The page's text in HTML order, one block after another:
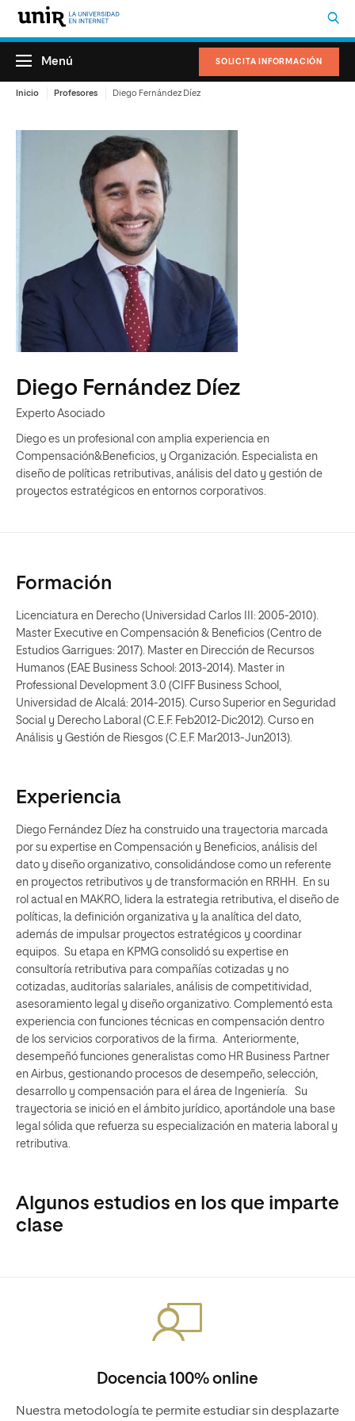
SOLICITA INFORMACIÓN
Menú
Inicio Profesores Diego Fernández Díez
Diego Fernández Díez
Experto Asociado
Diego es un profesional con amplia experiencia en
Compensación&Beneficios, y Organización. Especialista en
diseño de políticas retributivas, análisis del dato y gestión de
proyectos estratégicos en entornos corporativos.
Formación
Licenciatura en Derecho (Universidad Carlos III: 2005-2010).
Master Executive en Compensación & Beneficios (Centro de
Estudios Garrigues: 2017). Master en Dirección de Recursos
Humanos (EAE Business School: 2013-2014). Master in
Professional Development 3.0 (CIFF Business School,
Universidad de Alcalá: 2014-2015). Curso Superior en Seguridad
Social y Derecho Laboral (C.E.F. Feb2012-Dic2012). Curso en
Análisis y Gestión de Riesgos (C.E.F. Mar2013-Jun2013).
Experiencia
Diego Fernández Díez ha construido una trayectoria marcada
por su expertise en Compensación y Beneficios, análisis del
dato y diseño organizativo, consolidándose como un referente
en proyectos retributivos y de transformación en RRHH. En su
rol actual en MAKRO, lidera la estrategia retributiva, el diseño de
políticas, la definición organizativa y la analítica del dato,
además de impulsar proyectos estratégicos y coordinar
equipos. Su etapa en KPMG consolidó su expertise en
consultoría retributiva para compañías cotizadas y no
cotizadas, auditorías salariales, análisis de competitividad,
asesoramiento legal y diseño organizativo. Complementó esta
experiencia con funciones técnicas en compensación dentro
de los servicios corporativos de la firma. Anteriormente,
desempeñó funciones generalistas como HR Business Partner
en Airbus, gestionando procesos de desempeño, selección,
desarrollo y compensación para el área de Ingeniería. Su
trayectoria se inició en el ámbito jurídico, aportándole una base
legal sólida que refuerza su especialización en materia laboral y
retributiva.
Algunos estudios en los que imparte
clase
Docencia 100% online
Nuestra metodología te permite estudiar sin desplazarte